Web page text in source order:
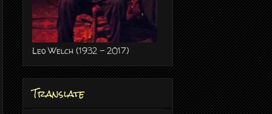
Leo Welch (1932 - 2017)
Translate